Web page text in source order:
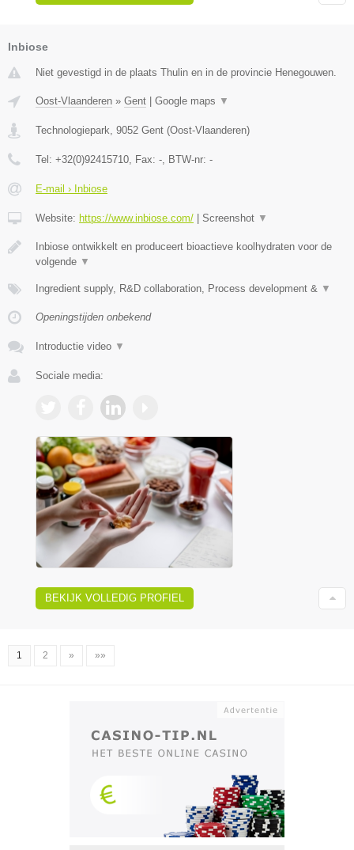
Inbiose
Niet gevestigd in de plaats Thulin en in de provincie Henegouwen.
Oost-Vlaanderen » Gent Google maps ▼
Technologiepark 9052 Gent (Oost-Vlaanderen)
Tel: +32(0)92415710 , Fax: - , BTW-nr: -
E-mail › Inbiose
Website: https://www.inbiose.com/ Screenshot ▼
Inbiose ontwikkelt en produceert bioactieve koolhydraten voor de
volgende ▼
Ingredient supply, R&D collaboration, Process development & ▼
Openingstijden onbekend
Introductie video ▼
Sociale media:
BEKIJK VOLLEDIG PROFIEL
1 2 » »»